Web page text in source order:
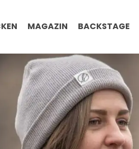
MAGAZIN BACKSTAGE